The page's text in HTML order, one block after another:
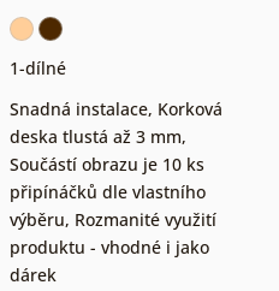
1-dílné
Snadná instalace, Korková
deska tlustá až 3 mm,
Součástí obrazu je 10 ks
připínáčků dle vlastního
výběru, Rozmanité využití
produktu - vhodné i jako
dárek